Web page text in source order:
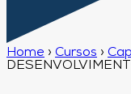
Home › Cursos ›